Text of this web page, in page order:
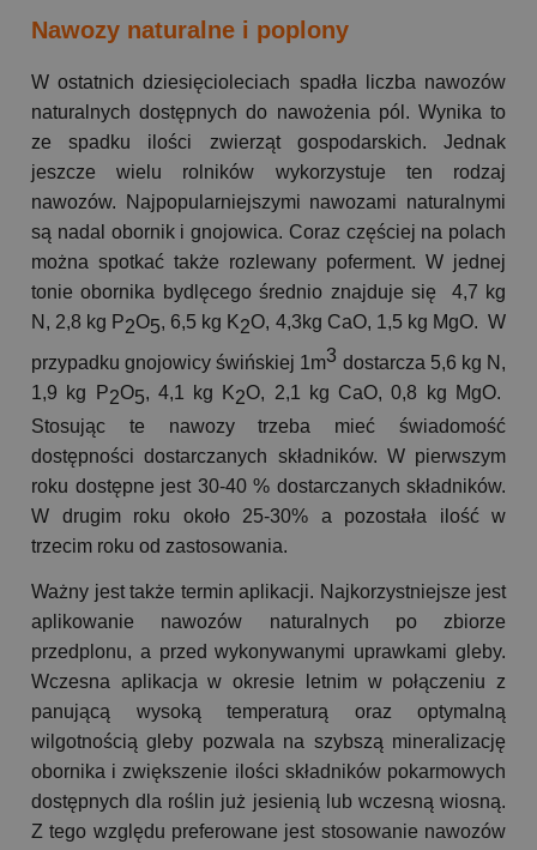
Nawozy naturalne i poplony
W ostatnich dziesięcioleciach spadła liczba nawozów
naturalnych dostępnych do nawożenia pól. Wynika to
ze spadku ilości zwierząt gospodarskich. Jednak
jeszcze wielu rolników wykorzystuje ten rodzaj
nawozów. Najpopularniejszymi nawozami naturalnymi
są nadal obornik i gnojowica. Coraz częściej na polach
można spotkać także rozlewany poferment. W jednej
tonie obornika bydlęcego średnio znajduje się 4,7 kg
N, 2,8 kg P2O5, 6,5 kg K2O, 4,3kg CaO, 1,5 kg MgO. W
przypadku gnojowicy świńskiej 1m3 dostarcza 5,6 kg N,
1,9 kg P2O5, 4,1 kg K2O, 2,1 kg CaO, 0,8 kg MgO.
Stosując te nawozy trzeba mieć świadomość
dostępności dostarczanych składników. W pierwszym
roku dostępne jest 30-40 % dostarczanych składników.
W drugim roku około 25-30% a pozostała ilość w
trzecim roku od zastosowania.
Ważny jest także termin aplikacji. Najkorzystniejsze jest
aplikowanie nawozów naturalnych po zbiorze
przedplonu, a przed wykonywanymi uprawkami gleby.
Wczesna aplikacja w okresie letnim w połączeniu z
panującą wysoką temperaturą oraz optymalną
wilgotnością gleby pozwala na szybszą mineralizację
obornika i zwiększenie ilości składników pokarmowych
dostępnych dla roślin już jesienią lub wczesną wiosną.
Z tego względu preferowane jest stosowanie nawozów